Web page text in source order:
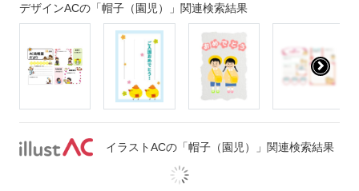
デザインACの「帽子（園児）」関連検索結果
イラストACの「帽子（園児）」関連検索結果